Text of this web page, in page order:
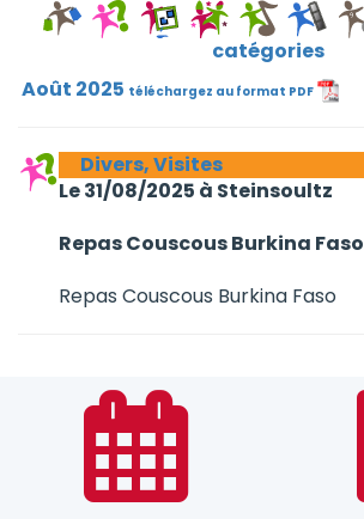
catégories
Août 2025 téléchargez au format PDF
Divers, Visites
Le 31/08/2025 à Steinsoultz
Repas Couscous Burkina Faso
Repas Couscous Burkina Faso